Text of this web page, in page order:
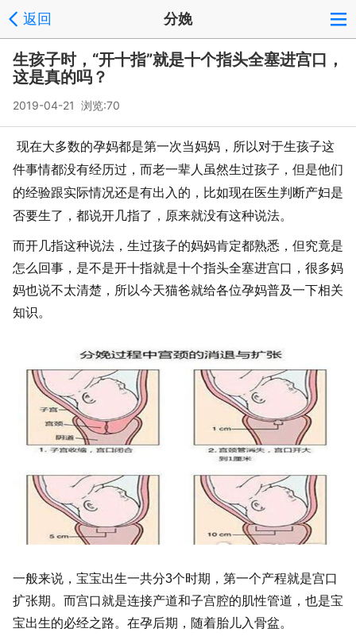
返回 分娩
生孩子时，“开十指”就是十个指头全塞进宫口，
这是真的吗？
2019-04-21 浏览:70
现在大多数的孕妈都是第一次当妈妈，所以对于生孩子这
件事情都没有经历过，而老一辈人虽然生过孩子，但是他们
的经验跟实际情况还是有出入的，比如现在医生判断产妇是
否要生了，都说开几指了，原来就没有这种说法。
而开几指这种说法，生过孩子的妈妈肯定都熟悉，但究竟是
怎么回事，是不是开十指就是十个指头全塞进宫口，很多妈
妈也说不太清楚，所以今天猫爸就给各位孕妈普及一下相关
知识。
一般来说，宝宝出生一共分3个时期，第一个产程就是宫口
扩张期。而宫口就是连接产道和子宫腔的肌性管道，也是宝
宝出生的必经之路。在孕后期，随着胎儿入骨盆。